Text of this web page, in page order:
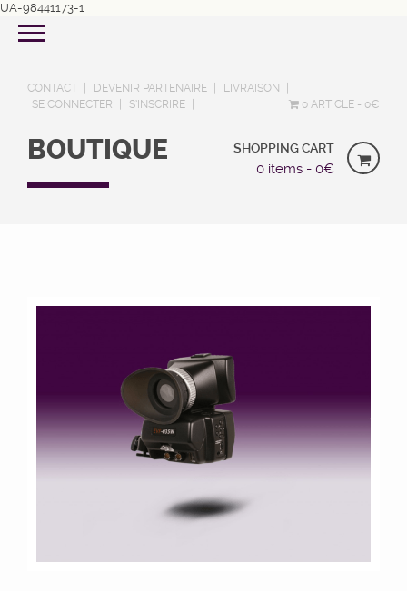
UA-98441173-1
CONTACT DEVENIR PARTENAIRE
LIVRAISON
SE CONNECTER
S’INSCRIRE 0 ARTICLE 0€
BOUTIQUE SHOPPING CART
0 items - 0€